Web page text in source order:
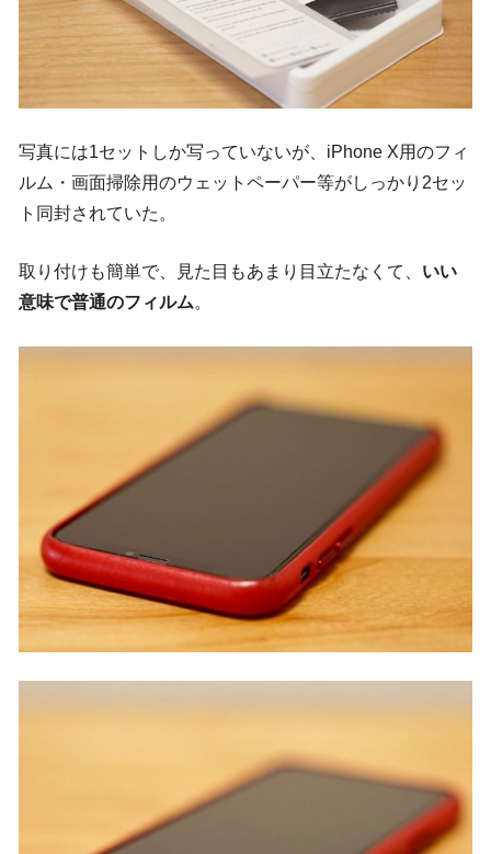
写真には1セットしか写っていないが、iPhone X用のフィ
ルム・画面掃除用のウェットペーパー等がしっかり2セッ
ト同封されていた。
取り付けも簡単で、見た目もあまり目立たなくて、 いい
意味で普通のフィルム。